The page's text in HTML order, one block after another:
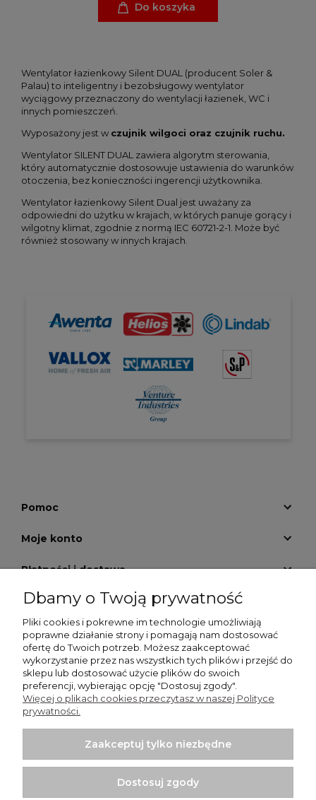
Do koszyka
Wentylator łazienkowy Silent DUAL (producent Soler &
Palau) to inteligentny i bezobsługowy wentylator
wyciągowy przeznaczony do wentylacji łazienek, WC i
innych pomieszczeń.
Wyposażony jest w czujnik wilgoci oraz czujnik ruchu.
Wentylator SILENT DUAL zawiera algorytm sterowania,
który automatycznie dostosowuje ustawienia do warunków
otoczenia, bez konieczności ingerencji użytkownika.
Wentylator łazienkowy Silent Dual jest uważany za
odpowiedni do użytku w krajach, w których panuje gorący i
wilgotny klimat, zgodnie z normą IEC 60721-2-1. Może być
również stosowany w innych krajach.
Pomoc
Moje konto
Płatności i dostawa
Informacje
O nas
GALERIA KRATEK
Włodzimierz Dziwiński Went-Dom - wentylatory
łazienkowe, wentylatory przemysłowe, kratki nierdzewne |
Punkt sprzedaży: Bartycka 26 Pawilon 29, 00-716 Warszawa |
Dbamy o Twoją prywatność
Pliki cookies i pokrewne im technologie umożliwiają
poprawne działanie strony i pomagają nam dostosować
ofertę do Twoich potrzeb. Możesz zaakceptować
wykorzystanie przez nas wszystkich tych plików i przejść do
sklepu lub dostosować użycie plików do swoich
preferencji, wybierając opcję "Dostosuj zgody".
Więcej o plikach cookies przeczytasz w naszej Polityce
prywatności.
Zaakceptuj tylko niezbędne
Dostosuj zgody